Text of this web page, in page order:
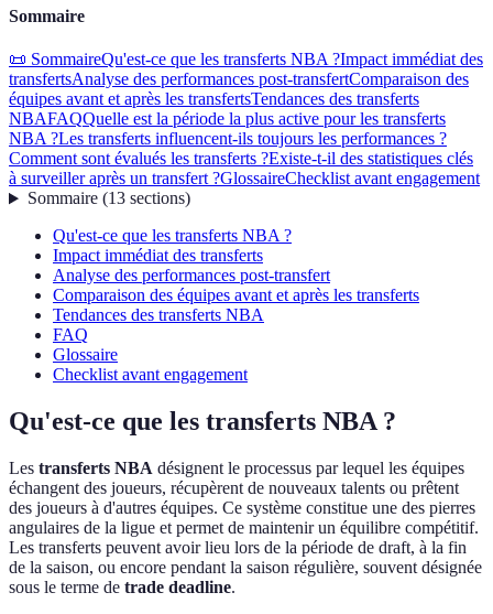
Sommaire
📜 SommaireQu'est-ce que les transferts NBA ?Impact immédiat des
transfertsAnalyse des performances post-transfertComparaison des
équipes avant et après les transfertsTendances des transferts
NBAFAQQuelle est la période la plus active pour les transferts
NBA ?Les transferts influencent-ils toujours les performances ?
Comment sont évalués les transferts ?Existe-t-il des statistiques clés
à surveiller après un transfert ?GlossaireChecklist avant engagement
Sommaire(13 sections)
Qu'est-ce que les transferts NBA ?
Impact immédiat des transferts
Analyse des performances post-transfert
Comparaison des équipes avant et après les transferts
Tendances des transferts NBA
FAQ
Glossaire
Checklist avant engagement
Qu'est-ce que les transferts NBA ?
Les transferts NBA désignent le processus par lequel les équipes
échangent des joueurs, récupèrent de nouveaux talents ou prêtent
des joueurs à d'autres équipes. Ce système constitue une des pierres
angulaires de la ligue et permet de maintenir un équilibre compétitif.
Les transferts peuvent avoir lieu lors de la période de draft, à la fin
de la saison, ou encore pendant la saison régulière, souvent désignée
sous le terme de trade deadline.